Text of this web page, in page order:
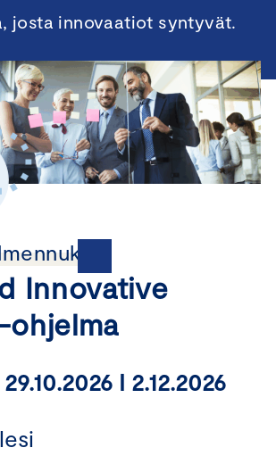
josta innovaatiot syntyvät.
Innovative
ohjelma
I 2.12.2026